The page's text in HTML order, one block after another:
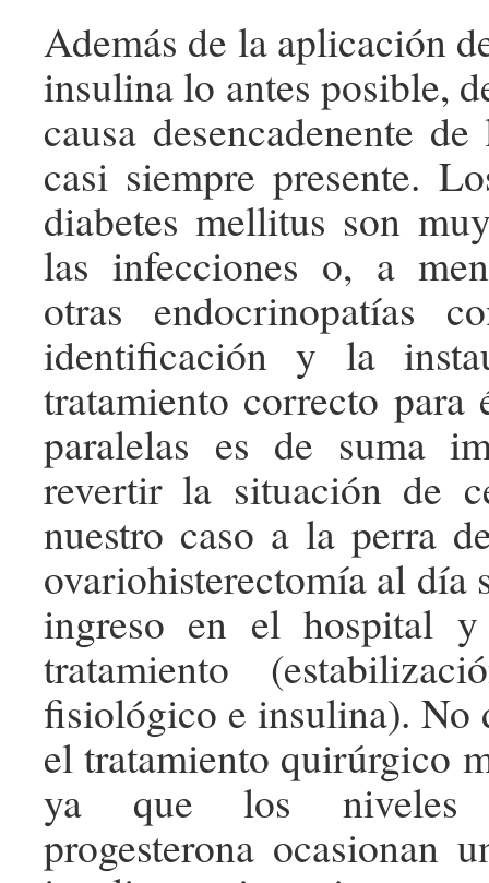
Además de la aplicación
insulina lo antes posible,
causa desencadenente
casi siempre presente.
diabetes mellitus son
las infecciones o, a
otras endocrinopatías
identificación y la
tratamiento correcto para
paralelas es de suma
revertir la situación de
nuestro caso a la perra
ovariohisterectomía al día
ingreso en el hospital
tratamiento
fisiológico e insulina). No
el tratamiento quirúrgico
ya que los niveles
progesterona ocasionan